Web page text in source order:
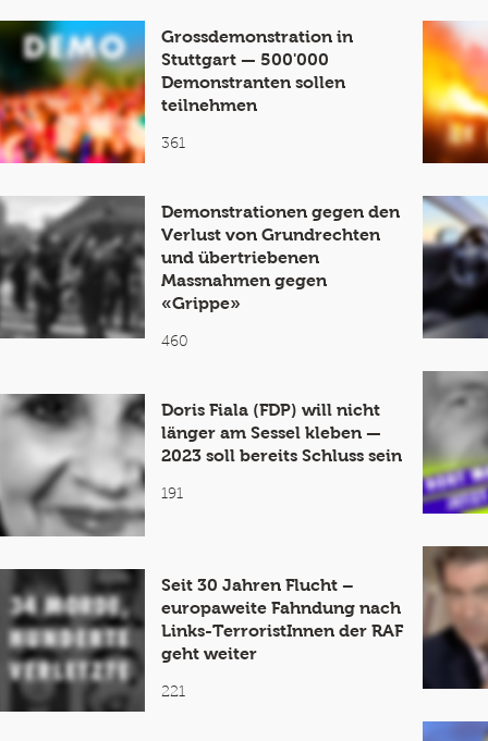
Grossdemonstration in
Stuttgart — 500'000
Demonstranten sollen
teilnehmen
361
Demonstrationen gegen den
Verlust von Grundrechten
und übertriebenen
Massnahmen gegen
«Grippe»
460
Doris Fiala (FDP) will nicht
länger am Sessel kleben —
2023 soll bereits Schluss sein
191
Seit 30 Jahren Flucht –
europaweite Fahndung nach
Links-TerroristInnen der RAF
geht weiter
221